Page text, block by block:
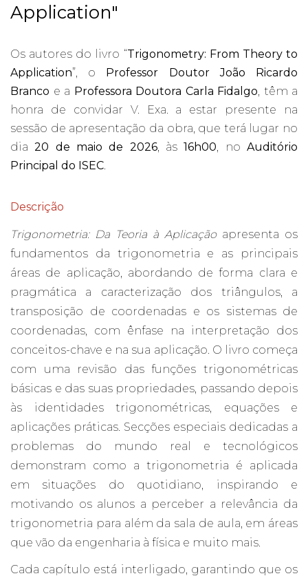
Application"
Os autores do livro “Trigonometry: From Theory to
Application”, o Professor Doutor João Ricardo
Branco e a Professora Doutora Carla Fidalgo , têm a
honra de convidar V. Exa. a estar presente na
sessão de apresentação da obra, que terá lugar no
dia20 de maio de 2026, às16h00 , noAuditório
Principal do ISEC
Descrição
Trigonometria: Da Teoria à Aplicaçãoapresenta os
fundamentos da trigonometria e as principais
áreas de aplicação, abordando de forma clara e
pragmática a caracterização dos triângulos, a
transposição de coordenadas e os sistemas de
coordenadas, com ênfase na interpretação dos
conceitos-chave e na sua aplicação. O livro começa
com uma revisão das funções trigonométricas
básicas e das suas propriedades, passando depois
às identidades trigonométricas, equações e
aplicações práticas. Secções especiais dedicadas a
problemas do mundo real e tecnológicos
demonstram como a trigonometria é aplicada
em situações do quotidiano, inspirando e
motivando os alunos a perceber a relevância da
trigonometria para além da sala de aula, em áreas
que vão da engenharia à física e muito mais.
Cada capítulo está interligado, garantindo que os